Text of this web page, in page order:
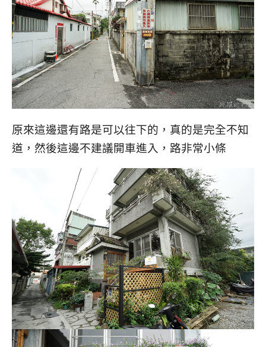
原來這邊還有路是可以往下的，真的是完全不知
道，然後這邊不建議開車進入，路非常小條